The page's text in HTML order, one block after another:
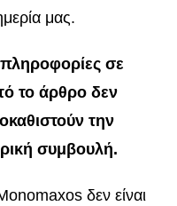
μας.
σε
το άρθρο δεν
την
συμβουλή.
δεν είναι